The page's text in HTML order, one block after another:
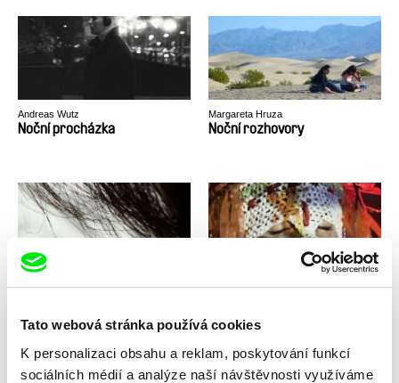
Tato webová stránka používá cookies
K personalizaci obsahu a reklam, poskytování funkcí
sociálních médií a analýze naší návštěvnosti využíváme
Andreas Wutz
Noční procházka
Margareta Hruza
Noční rozhovory